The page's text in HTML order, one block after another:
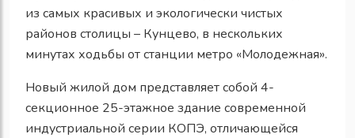
из самых красивых и экологически чистых
районов столицы – Кунцево, в нескольких
минутах ходьбы от станции метро «Молодежная».
Новый жилой дом представляет собой 4-
секционное 25-этажное здание современной
индустриальной серии КОПЭ, отличающейся